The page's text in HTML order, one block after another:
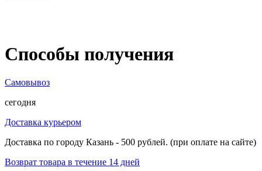
Способы получения
Самовывоз
сегодня
Доставка курьером
Доставка по городу Казань - 500 рублей. (при оплате на сайте)
Возврат товара в течение 14 дней